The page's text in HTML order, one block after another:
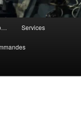
Services